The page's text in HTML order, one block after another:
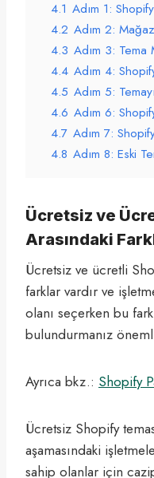
4.1 Adım 1:
4.2 Adım 2:
4.3 Adım 3: Tema
4.4 Adım 4:
4.5 Adım 5:
4.6 Adım 6:
4.7 Adım 7:
4.8 Adım 8: Eski
Ücretsiz ve
Arasındaki
Ücretsiz ve ücretli
farklar vardır ve
olanı seçerken bu
bulundurmanız
Ayrıca bkz.: Shopify
Ücretsiz Shopify
aşamasındaki
sahip olanlar için